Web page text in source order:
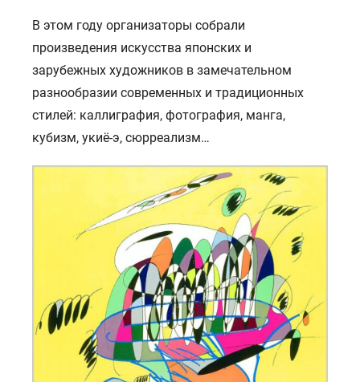
В этом году организаторы собрали
произведения искусства японских и
зарубежных художников в замечательном
разнообразии современных и традиционных
стилей: каллиграфия, фотография, манга,
кубизм, укиё-э, сюрреализм…